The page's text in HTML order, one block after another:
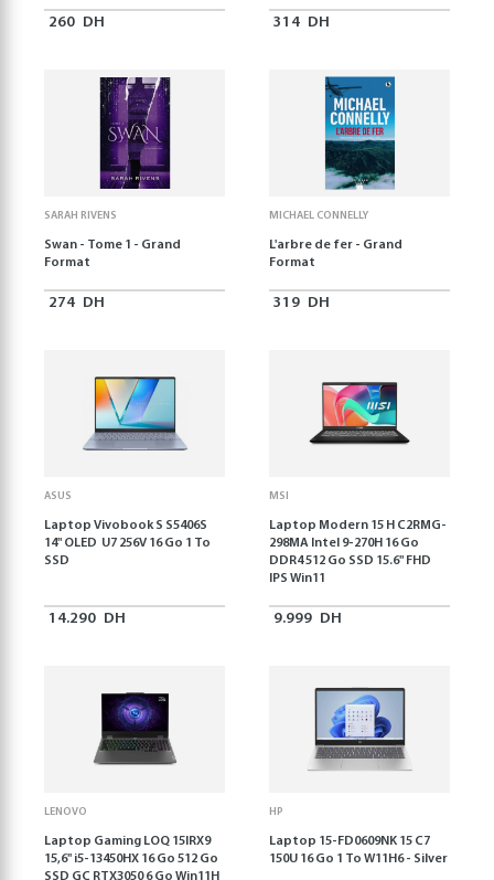
260 DH 314 DH
SARAH RIVENS
Swan - Tome 1 - Grand
Format
274 DH
MICHAEL CONNELLY
L'arbre de fer - Grand
Format
319 DH
ASUS
Laptop Vivobook S S5406S
14" OLED U7 256V 16 Go 1 To
SSD
14.290 DH
MSI
Laptop Modern 15 H C2RMG-
298MA Intel 9-270H 16 Go
DDR4 512 Go SSD 15.6" FHD
IPS Win11
9.999 DH
LENOVO
Laptop Gaming LOQ 15IRX9
15,6'' i5-13450HX 16 Go 512 Go
SSD GC RTX3050 6 Go Win11H
HP
Laptop 15-FD0609NK 15 C7
150U 16 Go 1 To W11H6 - Silver